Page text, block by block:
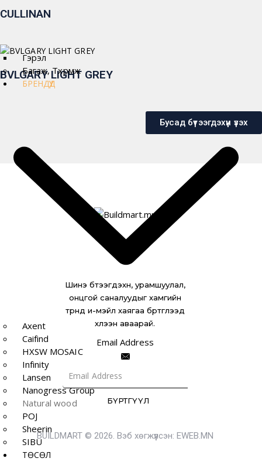
Гэрэл
Багаж, Төхөөрөмж
БРЕНДҮҮД
Axent
Caifind
HXSW MOSAIC
Infinity
Lansen
Nanogress Group
Natural wood
POJ
Sheerin
SIBU
ТӨСӨЛ
CULLINAN
BVLGARY LIGHT GREY
Бусад бүтээгдэхүүн үзэх
Шинэ бүтээгдэхүүн, урамшуулал,
онцгой саналуудыг хамгийн
түрүүнд и-мэйл хаягаа бүртгүүлээд
хүлээн аваарай.
Email Address
БҮРТГҮҮЛ
BUILDMART © 2026. Вэб хөгжүүлсэн: EWEB.MN